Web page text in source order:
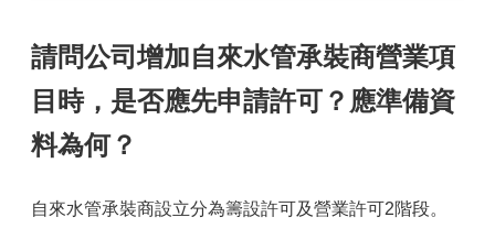
請問公司增加自來水管承裝商營業項
目時，是否應先申請許可？應準備資
料為何？
自來水管承裝商設立分為籌設許可及營業許可2階段。